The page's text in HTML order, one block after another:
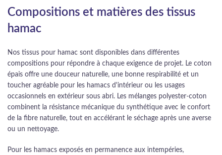
Compositions et matières des tissus
hamac
Nos tissus pour hamac sont disponibles dans différentes
compositions pour répondre à chaque exigence de projet. Le coton
épais offre une douceur naturelle, une bonne respirabilité et un
toucher agréable pour les hamacs d'intérieur ou les usages
occasionnels en extérieur sous abri. Les mélanges polyester-coton
combinent la résistance mécanique du synthétique avec le confort
de la fibre naturelle, tout en accélérant le séchage après une averse
ou un nettoyage.
Pour les hamacs exposés en permanence aux intempéries,